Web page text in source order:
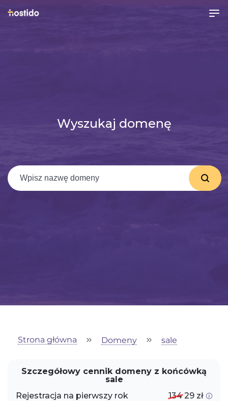
Wyszukaj domenę
Strona główna Domeny sale
Szczegółowy cennik domeny z końcówką
sale
Rejestracja na pierwszy rok
13429 zł